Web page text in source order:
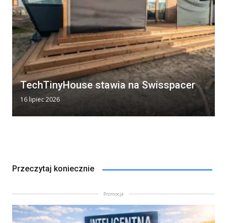
TechTinyHouse stawia na Swisspacer
16 lipiec 2026
Przeczytaj koniecznie
Promocja